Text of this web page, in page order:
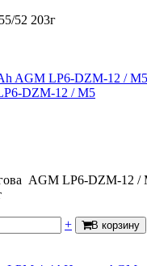
52 203г
DZM-12 / М5
AGM LP6-DZM-12 /
+ В корзину